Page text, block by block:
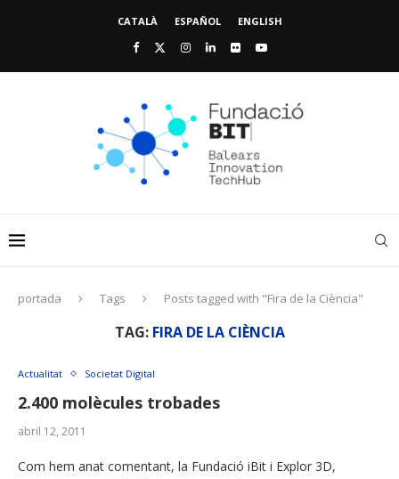
CATALÀ ESPAÑOL ENGLISH
portada Tags Posts tagged with "Fira de la Ciència"
TAG: FIRA DE LA CIÈNCIA
Actualitat Societat Digital
2.400 molècules trobades
abril 12, 2011
Com hem anat comentant, la Fundació iBit i Explor 3D,